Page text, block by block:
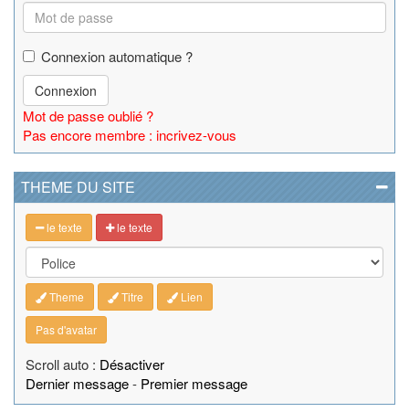
Connexion automatique ?
Connexion
Mot de passe oublié ?
Pas encore membre : incrivez-vous
THEME DU SITE
le texte le texte
Theme Titre Lien
Pas d'avatar
Scroll auto : Désactiver
Dernier message- Premier message